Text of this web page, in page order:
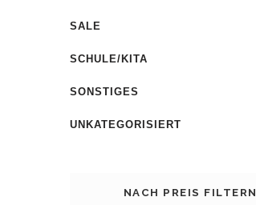
SALE
SCHULE/KITA
SONSTIGES
UNKATEGORISIERT
NACH PREIS FILTERN